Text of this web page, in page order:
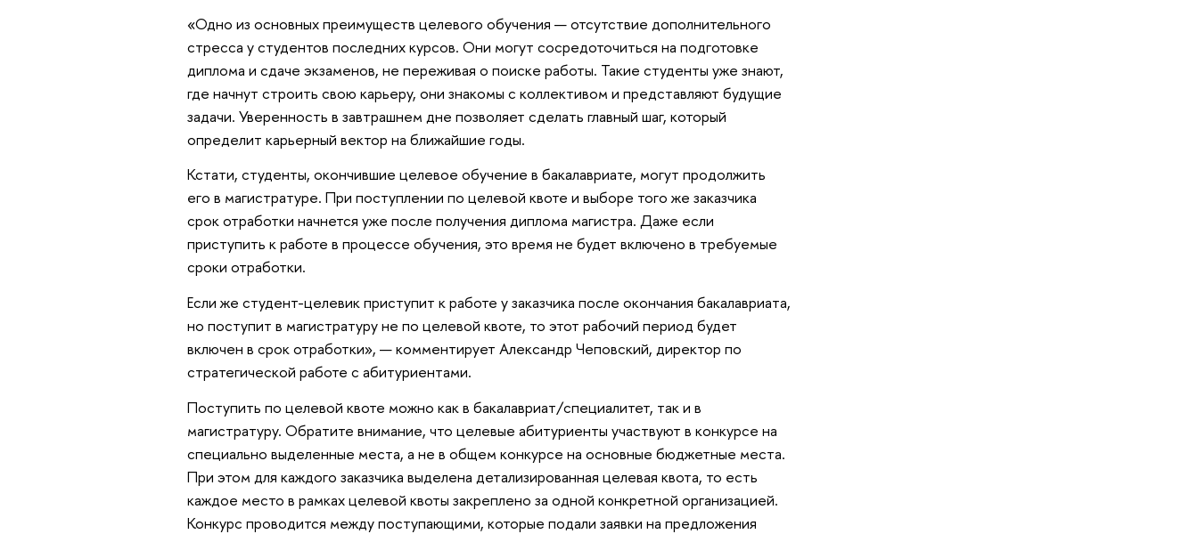
«Одно из основных преимуществ целевого обучения — отсутствие дополнительного
стресса у студентов последних курсов. Они могут сосредоточиться на подготовке
диплома и сдаче экзаменов, не переживая о поиске работы. Такие студенты уже знают,
где начнут строить свою карьеру, они знакомы с коллективом и представляют будущие
задачи. Уверенность в завтрашнем дне позволяет сделать главный шаг, который
определит карьерный вектор на ближайшие годы.
Кстати, студенты, окончившие целевое обучение в бакалавриате, могут продолжить
его в магистратуре. При поступлении по целевой квоте и выборе того же заказчика
срок отработки начнется уже после получения диплома магистра. Даже если
приступить к работе в процессе обучения, это время не будет включено в требуемые
сроки отработки.
Если же студент-целевик приступит к работе у заказчика после окончания бакалавриата,
но поступит в магистратуру не по целевой квоте, то этот рабочий период будет
включен в срок отработки», — комментирует Александр Чеповский, директор по
стратегической работе с абитуриентами.
Поступить по целевой квоте можно как в бакалавриат/специалитет, так и в
магистратуру. Обратите внимание, что целевые абитуриенты участвуют в конкурсе на
специально выделенные места, а не в общем конкурсе на основные бюджетные места.
При этом для каждого заказчика выделена детализированная целевая квота, то есть
каждое место в рамках целевой квоты закреплено за одной конкретной организацией.
Конкурс проводится между поступающими, которые подали заявки на предложения